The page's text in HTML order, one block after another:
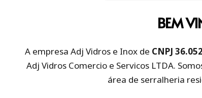
BEM
A empresa Adj Vidros e Inox de CNPJ
Adj Vidros Comercio e Servicos LTDA.
área de serralheria